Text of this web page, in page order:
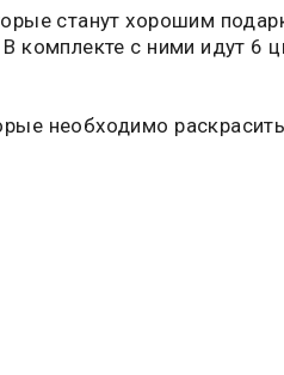
станут хорошим
с ними идут 6
необходимо